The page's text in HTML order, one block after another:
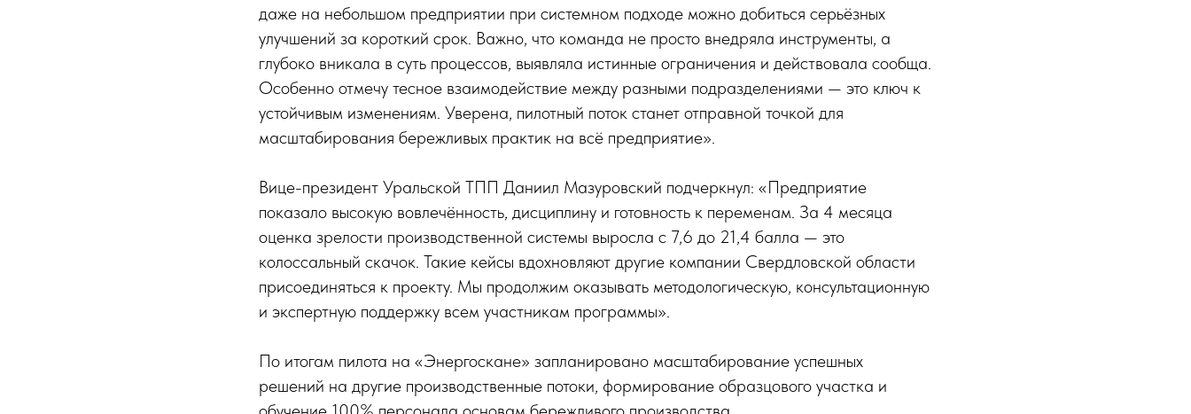
даже на небольшом предприятии при системном подходе можно добиться серьёзных
улучшений за короткий срок. Важно, что команда не просто внедряла инструменты, а
глубоко вникала в суть процессов, выявляла истинные ограничения и действовала сообща.
Особенно отмечу тесное взаимодействие между разными подразделениями — это ключ к
устойчивым изменениям. Уверена, пилотный поток станет отправной точкой для
масштабирования бережливых практик на всё предприятие».
Вице-президент Уральской ТПП Даниил Мазуровский подчеркнул: «Предприятие
показало высокую вовлечённость, дисциплину и готовность к переменам. За 4 месяца
оценка зрелости производственной системы выросла с 7,6 до 21,4 балла — это
колоссальный скачок. Такие кейсы вдохновляют другие компании Свердловской области
присоединяться к проекту. Мы продолжим оказывать методологическую, консультационную
и экспертную поддержку всем участникам программы».
По итогам пилота на «Энергоскане» запланировано масштабирование успешных
решений на другие производственные потоки, формирование образцового участка и